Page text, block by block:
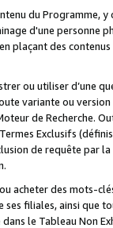
du Programme,
d'une personne
plaçant des
ou utiliser d’une
variante ou
de Recherche.
Exclusifs
de requête
acheter des mots-
filiales, ainsi que
le Tableau Non